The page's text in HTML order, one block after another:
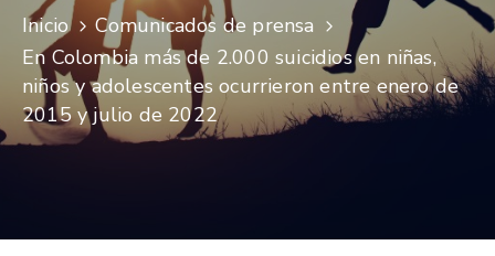
Inicio
Comunicados de prensa
En Colombia más de 2.000 suicidios en niñas,
niños y adolescentes ocurrieron entre enero de
2015 y julio de 2022